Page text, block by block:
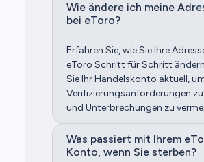
Wie ändere ich meine
bei eToro?
Erfahren Sie, wie Sie Ihre
eToro Schritt für Schritt
Sie Ihr Handelskonto aktuell,
Verifizierungsanforderungen
und Unterbrechungen zu
Was passiert mit Ihrem
Konto, wenn Sie sterben?